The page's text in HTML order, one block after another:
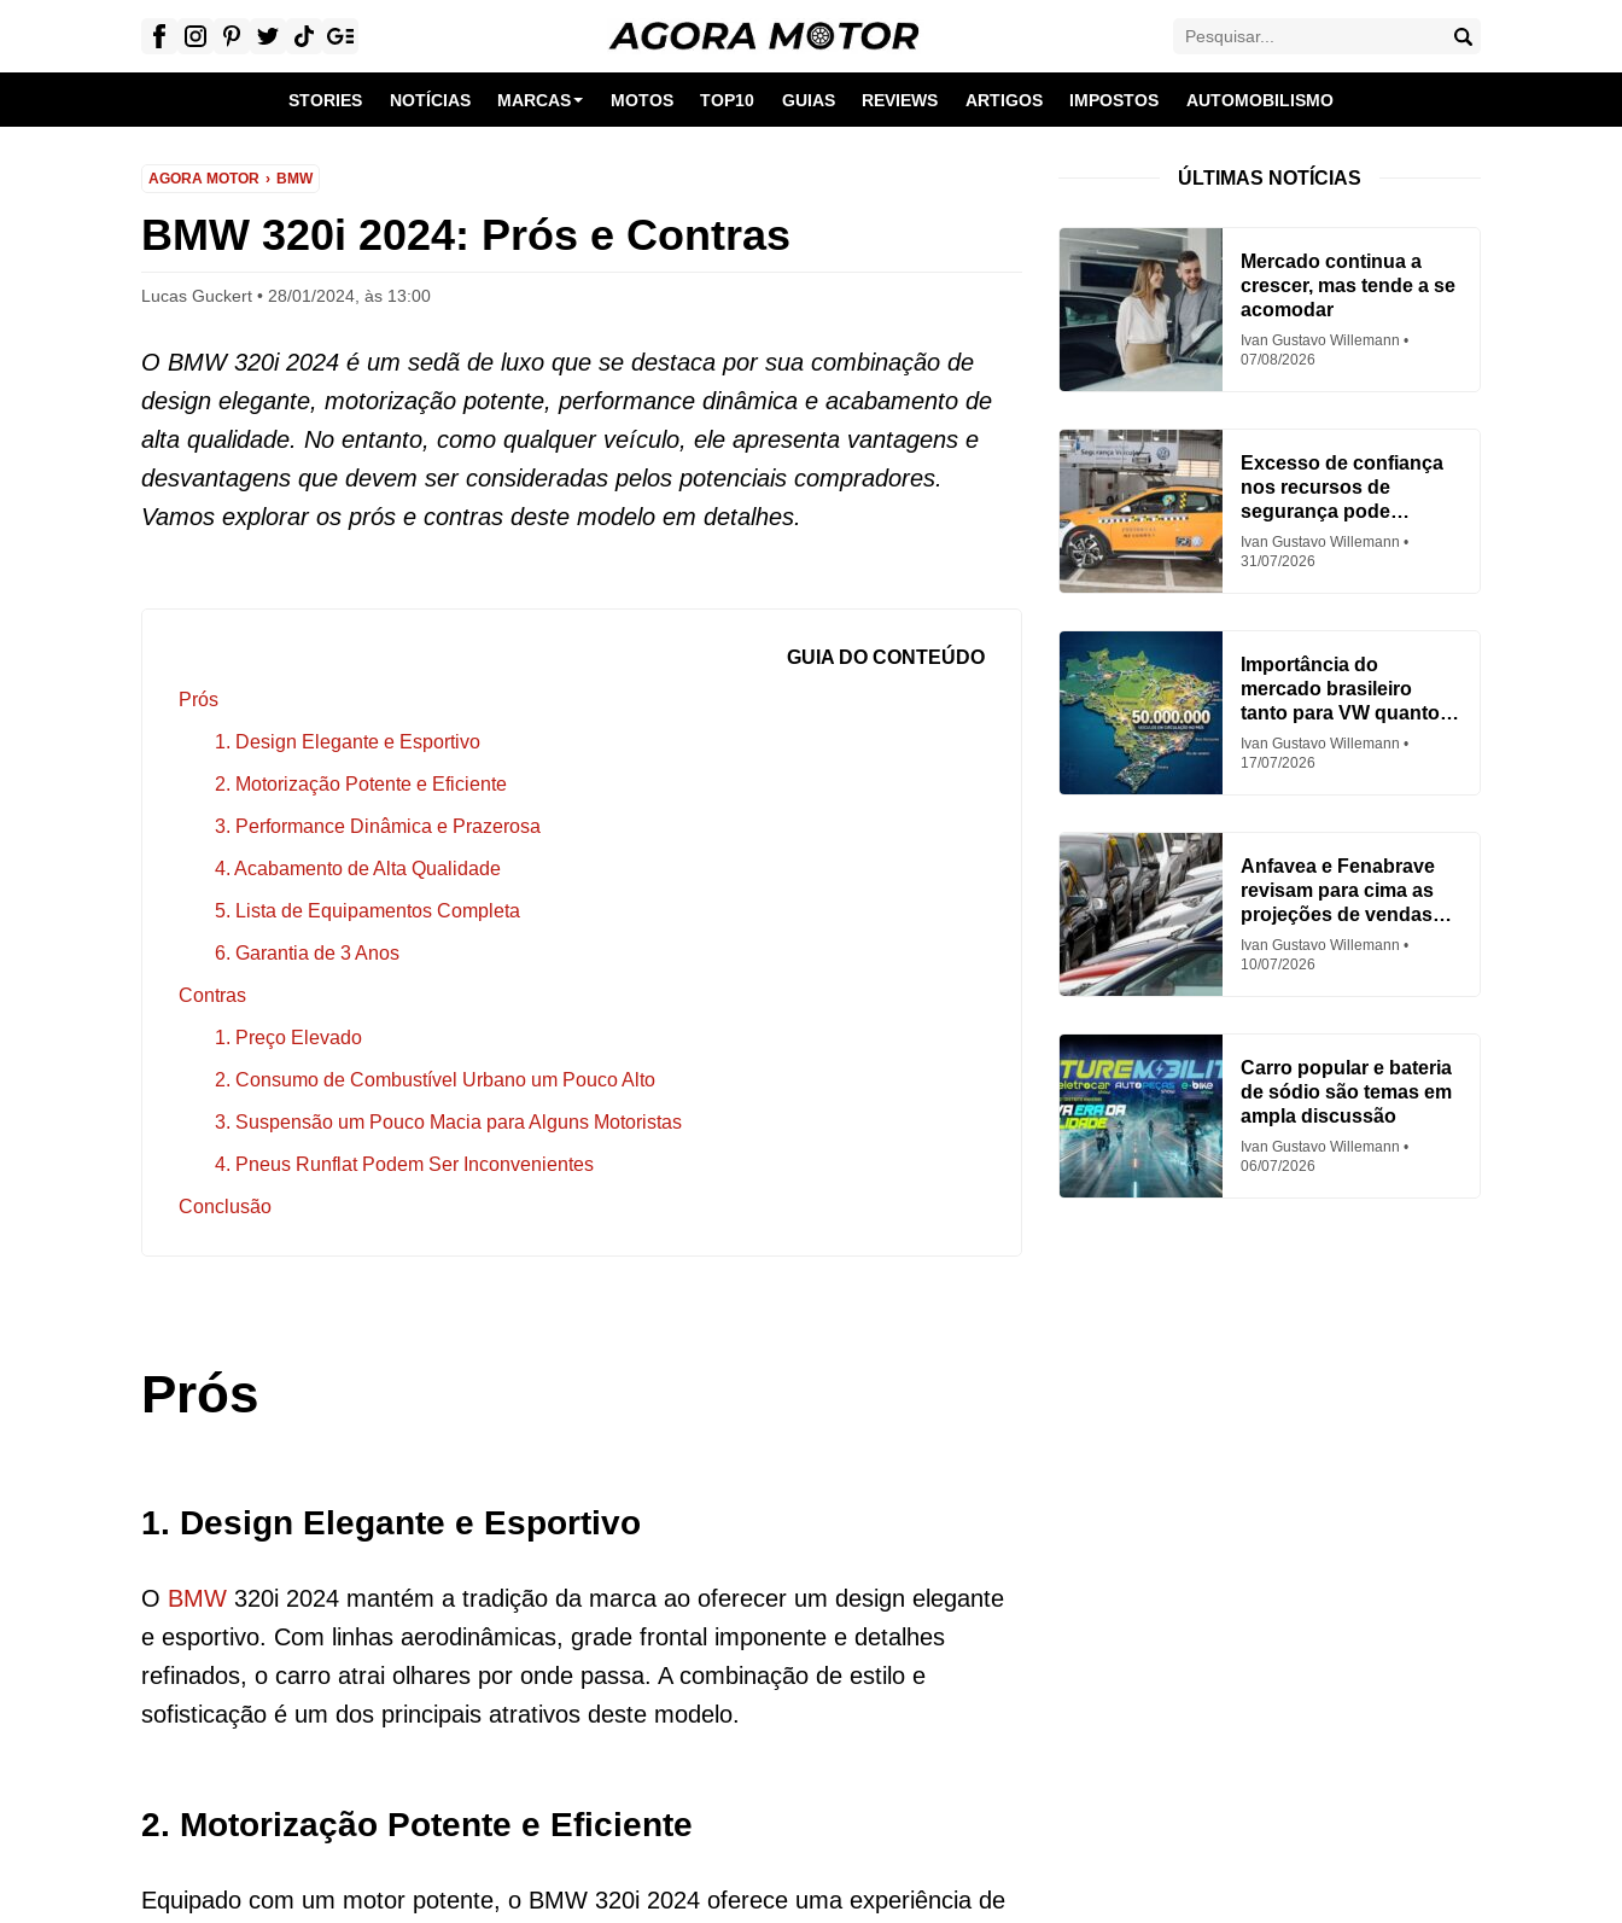
STORIES NOTÍCIAS MARCAS MOTOS TOP10 GUIAS REVIEWS ARTIGOS IMPOSTOS AUTOMOBILISMO
AGORA MOTOR BMW
BMW 320i 2024: Prós e Contras
Lucas Guckert 28/01/2024, às 13:00
O BMW 320i 2024 é um sedã de luxo que se destaca por sua combinação de
design elegante, motorização potente, performance dinâmica e acabamento de
alta qualidade. No entanto, como qualquer veículo, ele apresenta vantagens e
desvantagens que devem ser consideradas pelos potenciais compradores.
Vamos explorar os prós e contras deste modelo em detalhes.
GUIA DO CONTEÚDO
Prós
1. Design Elegante e Esportivo
2. Motorização Potente e Eficiente
3. Performance Dinâmica e Prazerosa
4. Acabamento de Alta Qualidade
5. Lista de Equipamentos Completa
6. Garantia de 3 Anos
Contras
1. Preço Elevado
2. Consumo de Combustível Urbano um Pouco Alto
3. Suspensão um Pouco Macia para Alguns Motoristas
4. Pneus Runflat Podem Ser Inconvenientes
Conclusão
Prós
1. Design Elegante e Esportivo
O BMW 320i 2024 mantém a tradição da marca ao oferecer um design elegante
e esportivo. Com linhas aerodinâmicas, grade frontal imponente e detalhes
refinados, o carro atrai olhares por onde passa. A combinação de estilo e
sofisticação é um dos principais atrativos deste modelo.
2. Motorização Potente e Eficiente
Equipado com um motor potente, o BMW 320i 2024 oferece uma experiência de
ÚLTIMAS NOTÍCIAS
Mercado continua a
crescer, mas tende a se
acomodar
Ivan Gustavo Willemann
07/08/2026
Excesso de confiança
nos recursos de
segurança pode
aumentar acidentes
Ivan Gustavo Willemann
31/07/2026
Importância do
mercado brasileiro
tanto para VW quanto
para Fiat
Ivan Gustavo Willemann
17/07/2026
Anfavea e Fenabrave
revisam para cima as
projeções de vendas
em 2026
Ivan Gustavo Willemann
10/07/2026
Carro popular e bateria
de sódio são temas em
ampla discussão
Ivan Gustavo Willemann
06/07/2026